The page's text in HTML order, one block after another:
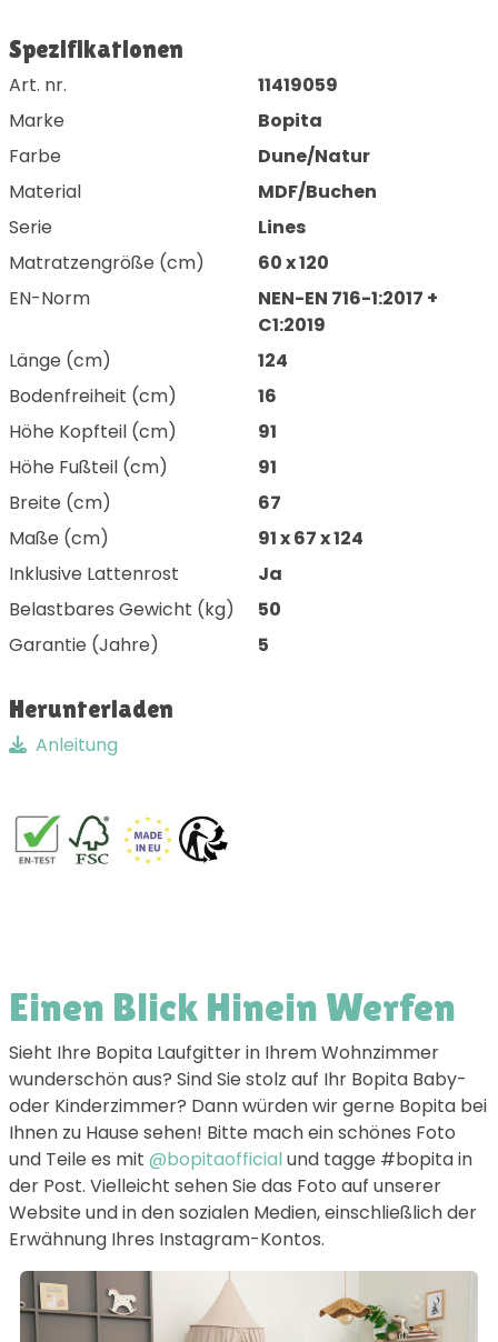
Spezifikationen
Art. nr.
11419059
Marke
Bopita
Farbe
Dune/Natur
Material
MDF/Buchen
Serie
Lines
Matratzengröße (cm)
60 x 120
EN-Norm
NEN-EN 716-1:2017 +
C1:2019
Länge (cm)
124
Bodenfreiheit (cm)
16
Höhe Kopfteil (cm)
91
Höhe Fußteil (cm)
91
Breite (cm)
67
Maße (cm)
91 x 67 x 124
Inklusive Lattenrost
Ja
Belastbares Gewicht (kg)
50
Garantie (Jahre)
5
Herunterladen
Anleitung
Einen Blick Hinein Werfen
Sieht Ihre Bopita Laufgitter in Ihrem Wohnzimmer
wunderschön aus? Sind Sie stolz auf Ihr Bopita Baby-
oder Kinderzimmer? Dann würden wir gerne Bopita bei
Ihnen zu Hause sehen! Bitte mach ein schönes Foto
und Teile es mit @bopitaofficial und tagge #bopita in
der Post. Vielleicht sehen Sie das Foto auf unserer
Website und in den sozialen Medien, einschließlich der
Erwähnung Ihres Instagram-Kontos.